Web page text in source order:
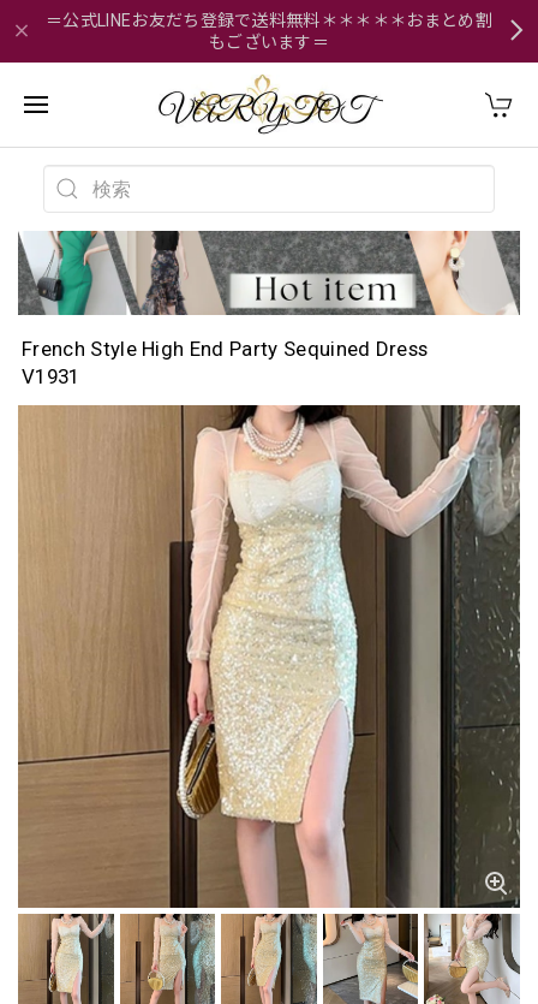
＝公式LINEお友だち登録で送料無料＊＊＊＊＊おまとめ割
もございます＝
French Style High End Party Sequined Dress
V1931